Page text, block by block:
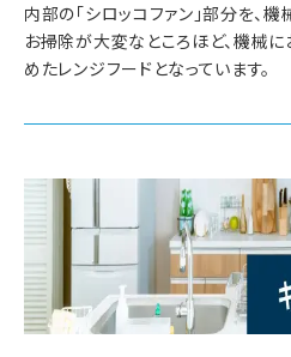
内部の「シロッコファン」部分を、機
お掃除が大変なところほど、機械に
めたレンジフードとなっています。